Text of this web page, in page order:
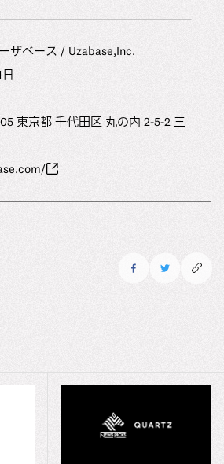
ザベース / Uzabase,Inc.
東京都 千代田区 丸の内 2-5-2 三